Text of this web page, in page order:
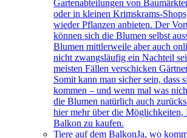
Gartenabteilungen von
oder in kleinen Krimskrams-
wieder Pflanzen anbieten. Der
können sich die Blumen selbst
Blumen mittlerweile aber auch
nicht zwangsläufig ein Nachteil
meisten Fällen verschicken
Somit kann man sicher sein, dass
kommen – und wenn mal was
die Blumen natürlich auch
hier mehr über die Möglichkeiten,
Balkon zu kaufen.
Tiere auf dem BalkonJa, wo